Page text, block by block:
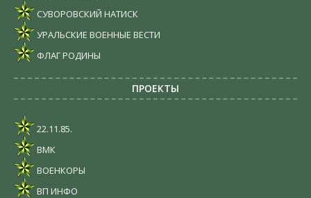
СУВОРОВСКИЙ НАТИСК
УРАЛЬСКИЕ ВОЕННЫЕ ВЕСТИ
ФЛАГ РОДИНЫ
ПРОЕКТЫ
22.11.85.
ВМК
ВОЕНКОРЫ
ВП ИНФО